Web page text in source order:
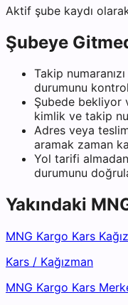
Aktif şube kaydı
Şubeye
Takip
durumunu
Şubede bekliyor
kimlik ve takip
Adres veya
aramak zaman
Yol tarifi
durumunu
Yakındaki
MNG Kargo Kars
Kars / Kağızman
MNG Kargo Kars